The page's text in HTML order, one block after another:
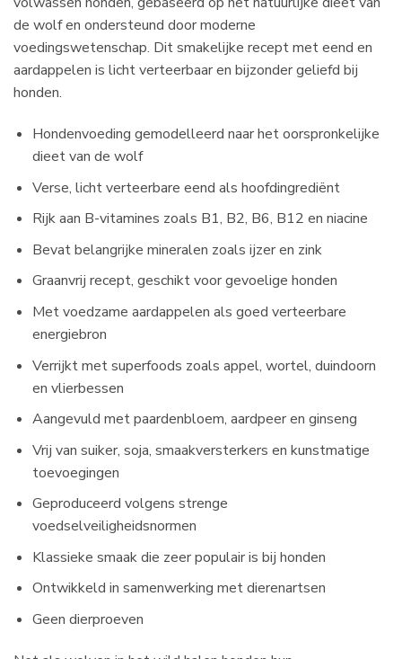
de wolf en ondersteund door moderne
voedingswetenschap. Dit smakelijke recept met eend en
aardappelen is licht verteerbaar en bijzonder geliefd bij
honden.
Hondenvoeding gemodelleerd naar het oorspronkelijke
dieet van de wolf
Verse, licht verteerbare eend als hoofdingrediënt
Rijk aan B-vitamines zoals B1, B2, B6, B12 en niacine
Bevat belangrijke mineralen zoals ijzer en zink
Graanvrij recept, geschikt voor gevoelige honden
Met voedzame aardappelen als goed verteerbare
energiebron
Verrijkt met superfoods zoals appel, wortel, duindoorn
en vlierbessen
Aangevuld met paardenbloem, aardpeer en ginseng
Vrij van suiker, soja, smaakversterkers en kunstmatige
toevoegingen
Geproduceerd volgens strenge
voedselveiligheidsnormen
Klassieke smaak die zeer populair is bij honden
Ontwikkeld in samenwerking met dierenartsen
Geen dierproeven